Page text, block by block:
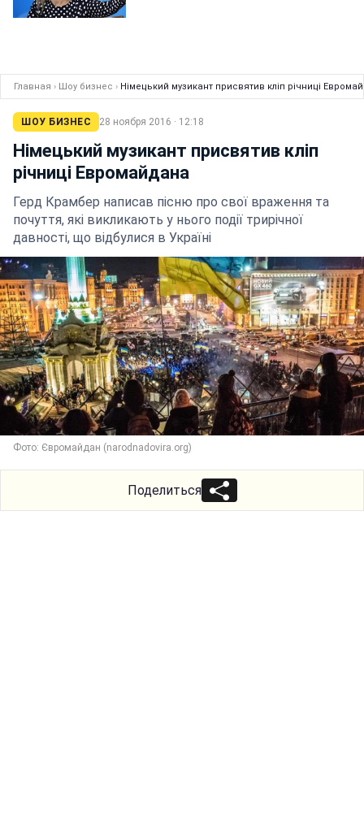
Главная › Шоу бизнес › Німецький музикант присвятив кліп річниці
ШОУ БИЗНЕС 28 ноября 2016 · 12:18
Німецький музикант присвятив кліп
річниці Евромайдана
Герд Крамбер написав пісню про свої враження та
почуття, які викликають у нього події трирічної
давності, що відбулися в Україні
Фото: Євромайдан (narodnadovira.org)
Поделиться